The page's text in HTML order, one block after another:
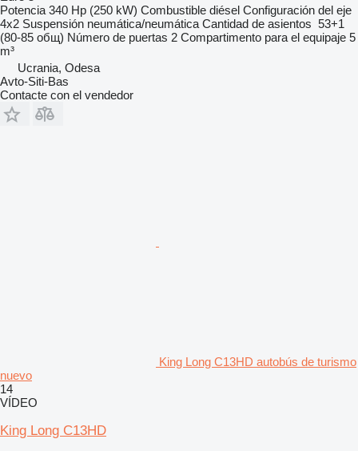
Potencia 340 Hp (250 kW) Combustible diésel Configuración del eje
4x2 Suspensión neumática/neumática Cantidad de asientos 53+1
(80-85 общ) Número de puertas 2 Compartimento para el equipaje 5
m³
Ucrania, Odesa
Avto-Siti-Bas
Contacte con el vendedor
King Long C13HD autobús de turismo
nuevo
14
VÍDEO
King Long C13HD